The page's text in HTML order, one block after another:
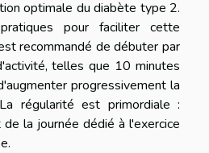
optimale du diabète type 2.
pour faciliter cette
recommandé de débuter par
telles que 10 minutes
progressivement la
régularité est primordiale :
la journée dédié à l'exercice